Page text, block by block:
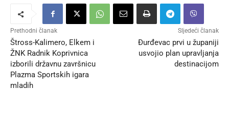
Prethodni članak
Štross-Kalimero, Elkem i
ŽNK Radnik Koprivnica
izborili državnu završnicu
Plazma Sportskih igara
mladih
Sljedeći članak
Đurđevac prvi u županiji
usvojio plan upravljanja
destinacijom